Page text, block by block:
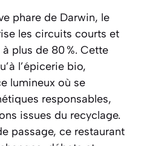
phare de Darwin, le
les circuits courts et
plus de 80 %. Cette
l’épicerie bio,
lumineux où se
responsables,
issues du recyclage.
passage, ce restaurant